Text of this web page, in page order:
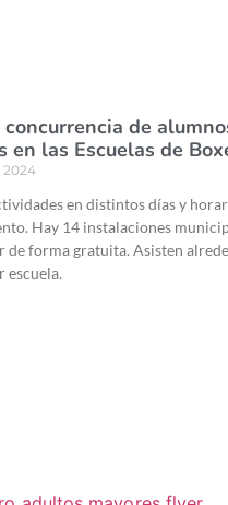
concurrencia de
en las Escuelas de
2024
en distintos días y
Hay 14 instalaciones
de forma gratuita. Asisten
escuela.